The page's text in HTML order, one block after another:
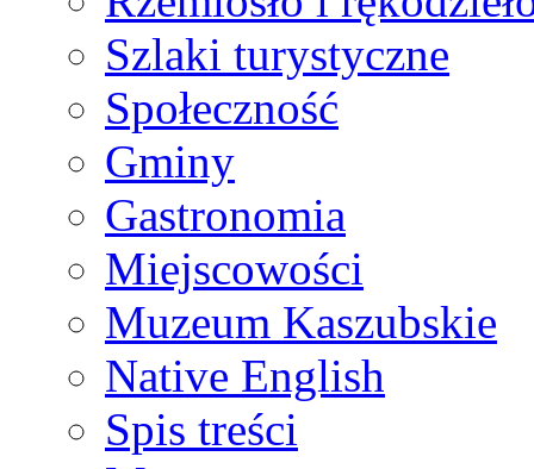
Szlaki turystyczne
Społeczność
Gminy
Gastronomia
Miejscowości
Muzeum Kaszubskie
Native English
Spis treści